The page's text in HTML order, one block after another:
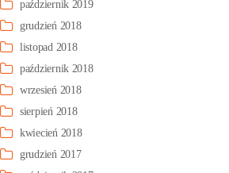
październik 2019
grudzień 2018
listopad 2018
październik 2018
wrzesień 2018
sierpień 2018
kwiecień 2018
grudzień 2017